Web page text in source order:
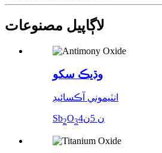
لاڳاپيل مصنوعات
وڌيڪ سکو
انٽيموني آڪسائيڊ
Sb2O3 4ن 5ن